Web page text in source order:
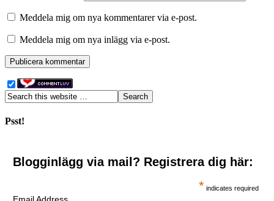
Meddela mig om nya kommentarer via e-post.
Meddela mig om nya inlägg via e-post.
Psst!
Blogginlägg via mail? Registrera dig här:
* indicates required